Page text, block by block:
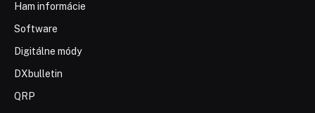
Ham informácie
Software
Digitálne módy
DXbulletin
QRP